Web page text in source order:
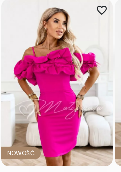
NOWOŚĆ
favorite_border